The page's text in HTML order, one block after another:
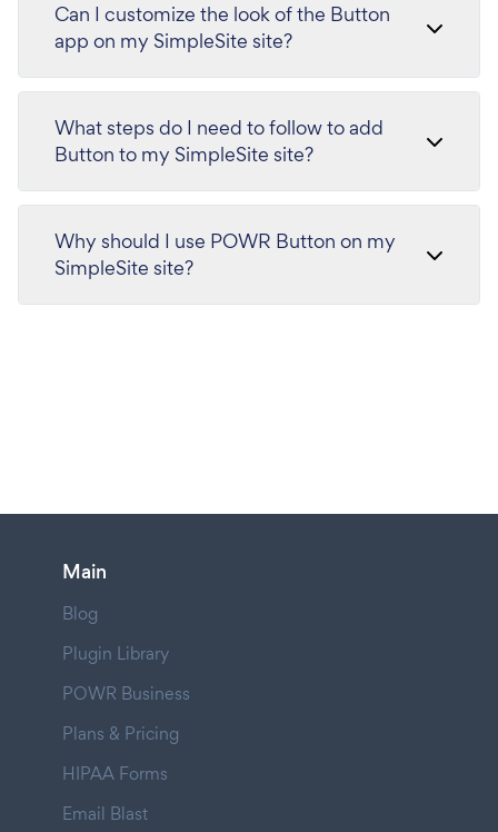
Can I customize the look of the Button
app on my SimpleSite site?
What steps do I need to follow to add
Button to my SimpleSite site?
Why should I use POWR Button on my
SimpleSite site?
Main
Blog
Plugin Library
POWR Business
Plans & Pricing
HIPAA Forms
Email Blast